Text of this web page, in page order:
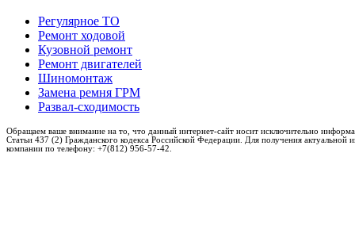
Регулярное ТО
Ремонт ходовой
Кузовной ремонт
Ремонт двигателей
Шиномонтаж
Замена ремня ГРМ
Развал-сходимость
Обращаем ваше внимание на то, что данный интернет-сайт носит исключительно
Статьи 437 (2) Гражданского кодекса Российской Федерации. Для получения
компании по телефону: +7(812) 956-57-42.